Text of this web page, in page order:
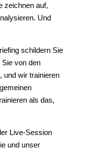
zeichnen auf,
Und
schildern Sie
von den
und wir trainieren
als das,
Live-Session
und unser